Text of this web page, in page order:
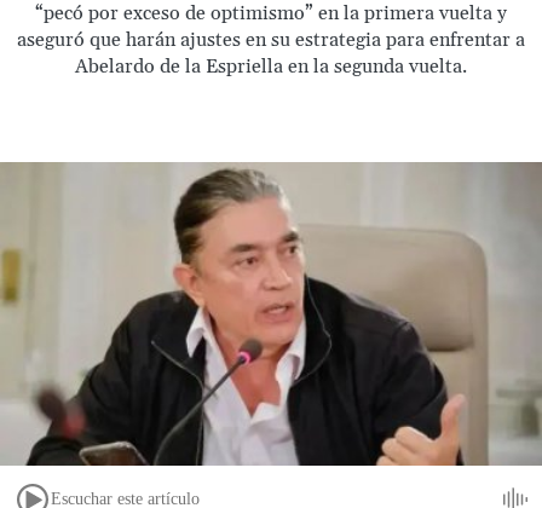
“pecó por exceso de optimismo” en la primera vuelta y
aseguró que harán ajustes en su estrategia para enfrentar a
Abelardo de la Espriella en la segunda vuelta.
Escuchar este artículo